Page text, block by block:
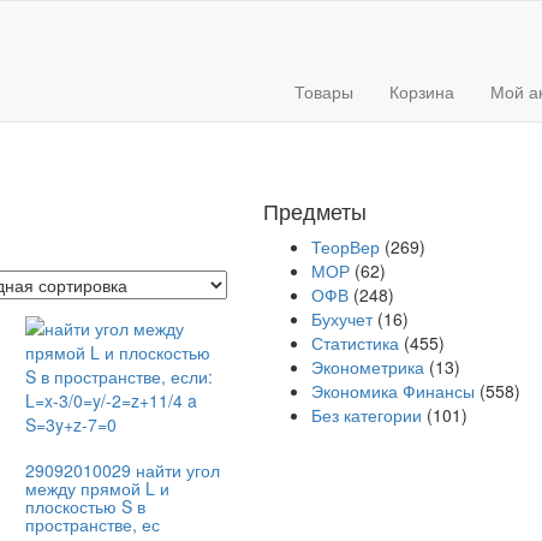
Товары Корзина Мой
29092010029 найти угол
между прямой L и
плоскостью S в
пространстве, ес
Предметы
ТеорВер (269)
МОР (62)
ОФВ (248)
Бухучет (16)
Статистика (455)
Эконометрика (13)
Экономика Финансы (558)
Без категории (101)